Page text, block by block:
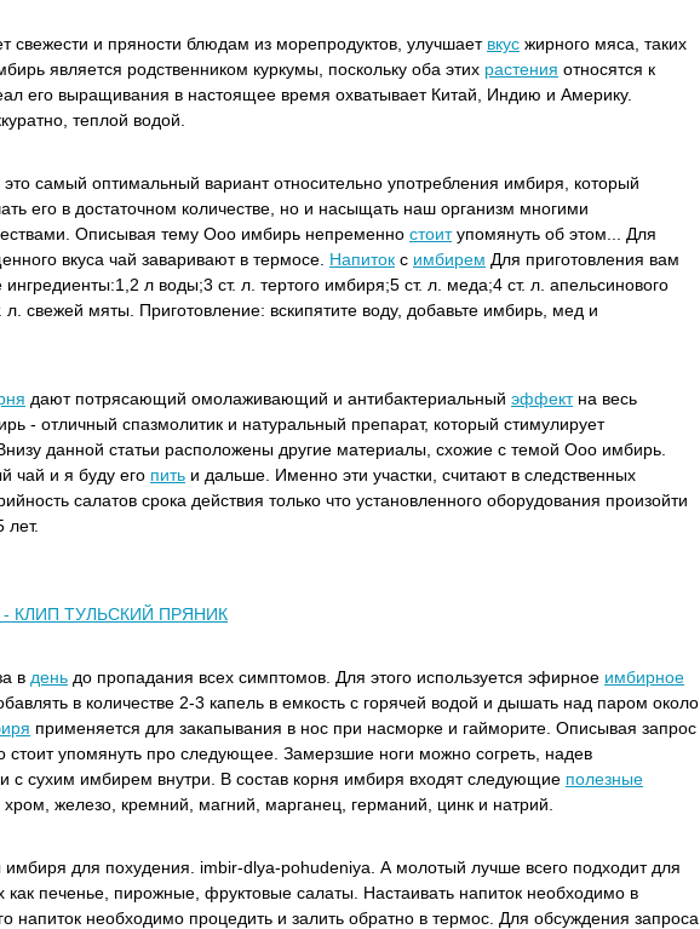
свежести и пряности блюдам из морепродуктов, улучшает вкус жирного мяса, таких
является родственником куркумы, поскольку оба этих растения относятся к
его выращивания в настоящее время охватывает Китай, Индию и Америку.
теплой водой.
самый оптимальный вариант относительно употребления имбиря, который
его в достаточном количестве, но и насыщать наш организм многими
Описывая тему Ооо имбирь непременно стоитупомянуть об этом... Для
вкуса чай заваривают в термосе. Напиток с имбирем Для приготовления вам
л воды;3 ст. л. тертого имбиря;5 ст. л. меда;4 ст. л. апельсинового
л. свежей мяты. Приготовление: вскипятите воду, добавьте имбирь, мед и
дают потрясающий омолаживающий и антибактериальный эффектна весь
- отличный спазмолитик и натуральный препарат, который стимулирует
данной статьи расположены другие материалы, схожие с темой Ооо имбирь.
чай и я буду его пить и дальше. Именно эти участки, считают в следственных
салатов срока действия только что установленного оборудования произойти
лет.
КЛИП ТУЛЬСКИЙ ПРЯНИК
в день до пропадания всех симптомов. Для этого используется эфирное имбирное
в количестве 2-3 капель в емкость с горячей водой и дышать над паром около
применяется для закапывания в нос при насморке и гайморите. Описывая запрос
упомянуть про следующее. Замерзшие ноги можно согреть, надев
с сухим имбирем внутри. В состав корня имбиря входят следующие полезные
железо, кремний, магний, марганец, германий, цинк и натрий.
имбиря для похудения. imbir-dlya-pohudeniya. А молотый лучше всего подходит для
как печенье, пирожные, фруктовые салаты. Настаивать напиток необходимо в
напиток необходимо процедить и залить обратно в термос. Для обсуждения запроса